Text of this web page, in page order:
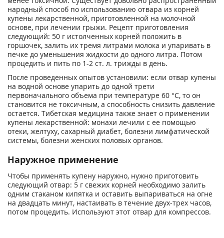
народный способ по использованию отвара из корней
купены лекарственной, приготовленной на молочной
основе, при лечении грыжи. Рецепт приготовления
следующий: 50 г истолченных корней положить в
горшочек, залить их тремя литрами молока и упаривать в
печке до уменьшения жидкости до одного литра. Потом
процедить и пить по 1-2 ст. л. трижды в день.
После проведенных опытов установили: если отвар купены
на водной основе упарить до одной трети
первоначального объема при температуре 60 °С, то он
становится не токсичным, а способность снизить давление
остается. Тибетская медицина также знает о применении
купены лекарственной: монахи лечили с ее помощью
отеки, желтуху, сахарный диабет, болезни лимфатической
системы, болезни женских половых органов.
Наружное применение
Чтобы применять купену наружно, нужно приготовить
следующий отвар: 5 г свежих корней необходимо залить
одним стаканом кипятка и оставить выпариваться на огне
на двадцать минут, настаивать в течение двух-трех часов,
потом процедить. Используют этот отвар для компрессов.